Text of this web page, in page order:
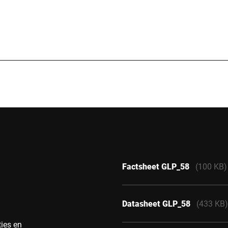
en
Factsheet GLP_58 (100 KB)
Datasheet GLP_58 (433 KB)